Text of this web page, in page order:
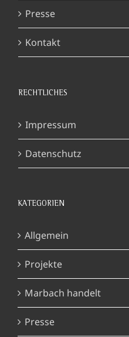
Presse
Kontakt
RECHTLICHES
Impressum
Datenschutz
KATEGORIEN
Allgemein
Projekte
Marbach handelt
Presse